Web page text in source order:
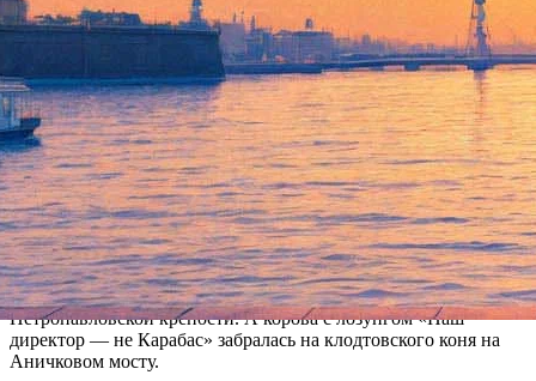
В Петербурге 28 апреля прошёл необычный флешмоб. Куклы
Большого театра кукол (БТК) появились в исторических
местах города с лозунгами в поддержку находящегося в СИЗО
директора учреждения Александра Калинина.
«Свободу Калинину», — написано на мини-транспаранте у
зайца, сидящего в ногах у эрмитажного атланта. К этому же
призывает заточённый в клетку кукольный человечек на фоне
Петропавловской крепости. А корова с лозунгом «Наш
директор — не Карабас» забралась на клодтовского коня на
Аничковом мосту.